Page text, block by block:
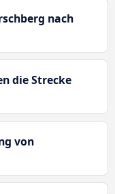
nach
die Strecke
von